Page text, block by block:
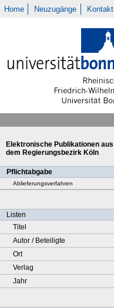
Home Neuzugänge Kontakt
Elektronische Publikationen aus
dem Regierungsbezirk Köln
Pflichtabgabe
Ablieferungsverfahren
Listen
Titel
Autor / Beteiligte
Ort
Verlag
Jahr